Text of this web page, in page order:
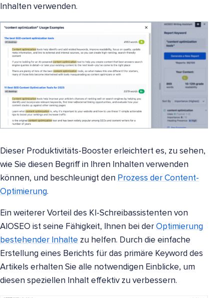
Inhalten verwenden.
Dieser Produktivitäts-Booster erleichtert es, zu sehen,
wie Sie diesen Begriff in Ihren Inhalten verwenden
können, und beschleunigt den Prozess der Content-
Optimierung.
Ein weiterer Vorteil des KI-Schreibassistenten von
AIOSEO ist seine Fähigkeit, Ihnen bei der Optimierung
bestehender Inhalte zu helfen. Durch die einfache
Erstellung eines Berichts für das primäre Keyword des
Artikels erhalten Sie alle notwendigen Einblicke, um
diesen speziellen Inhalt effektiv zu verbessern.